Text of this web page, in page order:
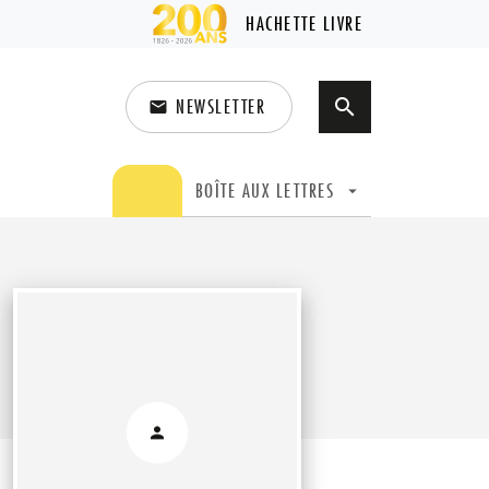
HACHETTE LIVRE
email NEWSLETTER search
BOÎTE AUX LETTRES arrow_drop_down